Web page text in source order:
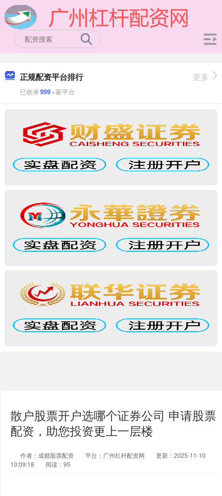
正规配资平台排行
已收录999+家平台
更多
散户股票开户选哪个证券公司 申请股票
配资，助您投资更上一层楼
作者：成都股票配资 平台：广州杠杆配资网
更新：2025-11-10
10:09:18
阅读：95